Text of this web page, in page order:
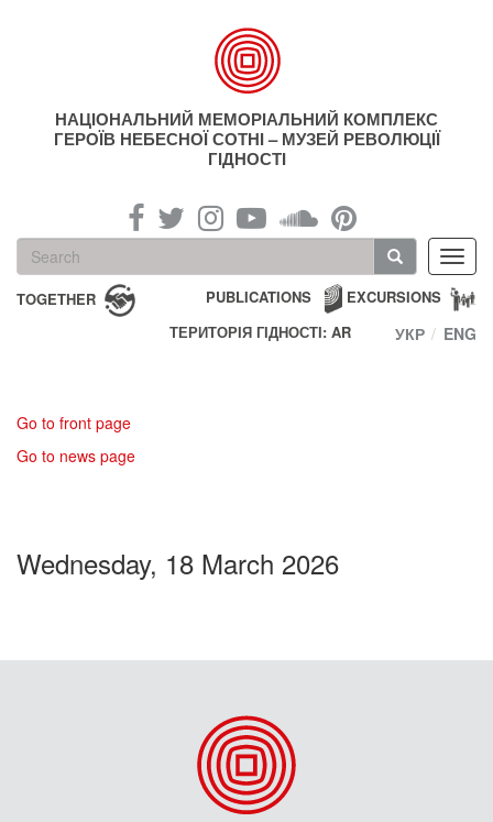
НАЦІОНАЛЬНИЙ МЕМОРІАЛЬНИЙ КОМПЛЕКС
ГЕРОЇВ НЕБЕСНОЇ СОТНІ – МУЗЕЙ РЕВОЛЮЦІЇ
ГІДНОСТІ
Search
form
Search
TOGETHER EXCURSIONS
PUBLICATIONS
ТЕРИТОРІЯ ГІДНОСТІ: AR
УКР ENG
Go to front page
Go to news page
Wednesday, 18 March 2026